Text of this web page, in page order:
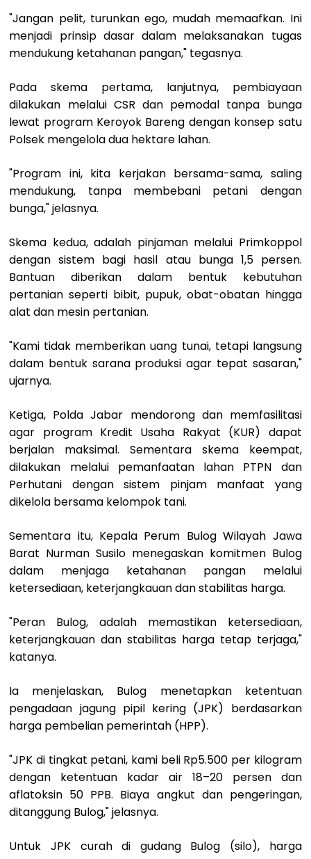
"Jangan pelit, turunkan ego, mudah memaafkan. Ini
menjadi prinsip dasar dalam melaksanakan tugas
mendukung ketahanan pangan," tegasnya.
Pada skema pertama, lanjutnya, pembiayaan
dilakukan melalui CSR dan pemodal tanpa bunga
lewat program Keroyok Bareng dengan konsep satu
Polsek mengelola dua hektare lahan.
"Program ini, kita kerjakan bersama-sama, saling
mendukung, tanpa membebani petani dengan
bunga," jelasnya.
Skema kedua, adalah pinjaman melalui Primkoppol
dengan sistem bagi hasil atau bunga 1,5 persen.
Bantuan diberikan dalam bentuk kebutuhan
pertanian seperti bibit, pupuk, obat-obatan hingga
alat dan mesin pertanian.
"Kami tidak memberikan uang tunai, tetapi langsung
dalam bentuk sarana produksi agar tepat sasaran,"
ujarnya.
Ketiga, Polda Jabar mendorong dan memfasilitasi
agar program Kredit Usaha Rakyat (KUR) dapat
berjalan maksimal. Sementara skema keempat,
dilakukan melalui pemanfaatan lahan PTPN dan
Perhutani dengan sistem pinjam manfaat yang
dikelola bersama kelompok tani.
Sementara itu, Kepala Perum Bulog Wilayah Jawa
Barat Nurman Susilo menegaskan komitmen Bulog
dalam menjaga ketahanan pangan melalui
ketersediaan, keterjangkauan dan stabilitas harga.
"Peran Bulog, adalah memastikan ketersediaan,
keterjangkauan dan stabilitas harga tetap terjaga,"
katanya.
Ia menjelaskan, Bulog menetapkan ketentuan
pengadaan jagung pipil kering (JPK) berdasarkan
harga pembelian pemerintah (HPP).
"JPK di tingkat petani, kami beli Rp5.500 per kilogram
dengan ketentuan kadar air 18–20 persen dan
aflatoksin 50 PPB. Biaya angkut dan pengeringan,
ditanggung Bulog," jelasnya.
Untuk JPK curah di gudang Bulog (silo), harga